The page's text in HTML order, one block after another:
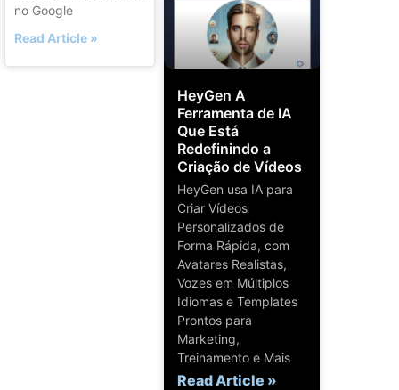
no Google
Read Article »
HeyGen A
Ferramenta de IA
Que Está
Redefinindo a
Criação de Vídeos
HeyGen usa IA para
Criar Vídeos
Personalizados de
Forma Rápida, com
Avatares Realistas,
Vozes em Múltiplos
Idiomas e Templates
Prontos para
Marketing,
Treinamento e Mais
Read Article »